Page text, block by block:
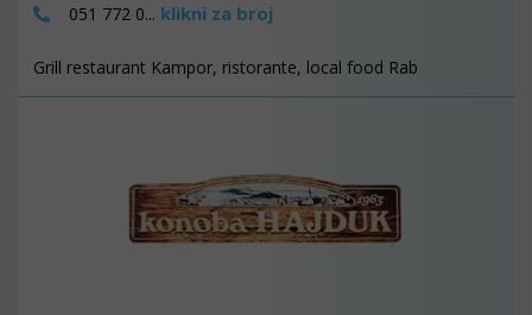
051 772 0... klikni za broj
Grill restaurant Kampor, ristorante, local food Rab